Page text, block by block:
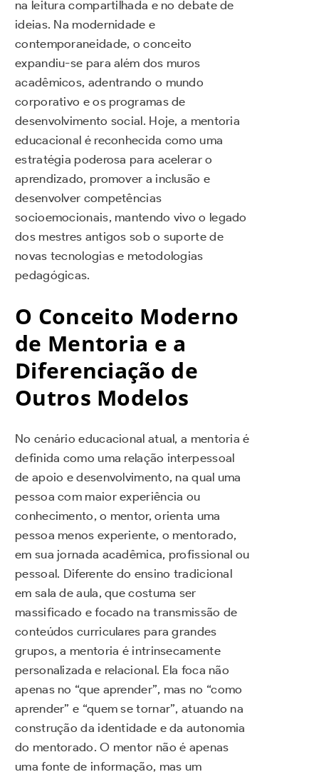
na leitura compartilhada e no debate de
ideias. Na modernidade e
contemporaneidade, o conceito
expandiu-se para além dos muros
acadêmicos, adentrando o mundo
corporativo e os programas de
desenvolvimento social. Hoje, a mentoria
educacional é reconhecida como uma
estratégia poderosa para acelerar o
aprendizado, promover a inclusão e
desenvolver competências
socioemocionais, mantendo vivo o legado
dos mestres antigos sob o suporte de
novas tecnologias e metodologias
pedagógicas.
O Conceito Moderno
de Mentoria e a
Diferenciação de
Outros Modelos
No cenário educacional atual, a mentoria é
definida como uma relação interpessoal
de apoio e desenvolvimento, na qual uma
pessoa com maior experiência ou
conhecimento, o mentor, orienta uma
pessoa menos experiente, o mentorado,
em sua jornada acadêmica, profissional ou
pessoal. Diferente do ensino tradicional
em sala de aula, que costuma ser
massificado e focado na transmissão de
conteúdos curriculares para grandes
grupos, a mentoria é intrinsecamente
personalizada e relacional. Ela foca não
apenas no “que aprender”, mas no “como
aprender” e “quem se tornar”, atuando na
construção da identidade e da autonomia
do mentorado. O mentor não é apenas
uma fonte de informação, mas um